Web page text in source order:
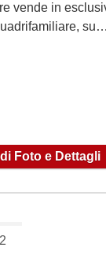
vende in
su…
Foto e Dettagli
2